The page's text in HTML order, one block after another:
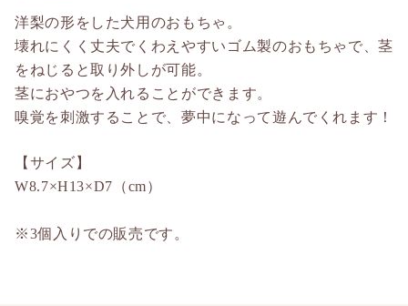
洋梨の形をした犬用のおもちゃ。
壊れにくく丈夫でくわえやすいゴム製のおもちゃで、茎
をねじると取り外しが可能。
茎におやつを入れることができます。
嗅覚を刺激することで、夢中になって遊んでくれます！
【サイズ】
W8.7×H13×D7（cm）
※3個入りでの販売です。